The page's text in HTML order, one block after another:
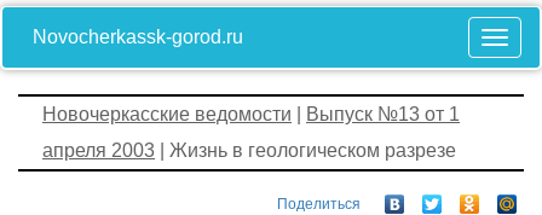
Novocherkassk-gorod.ru
Новочеркасские ведомости
Выпуск №13 от 1
апреля 2003 | Жизнь в геологическом разрезе
Поделиться